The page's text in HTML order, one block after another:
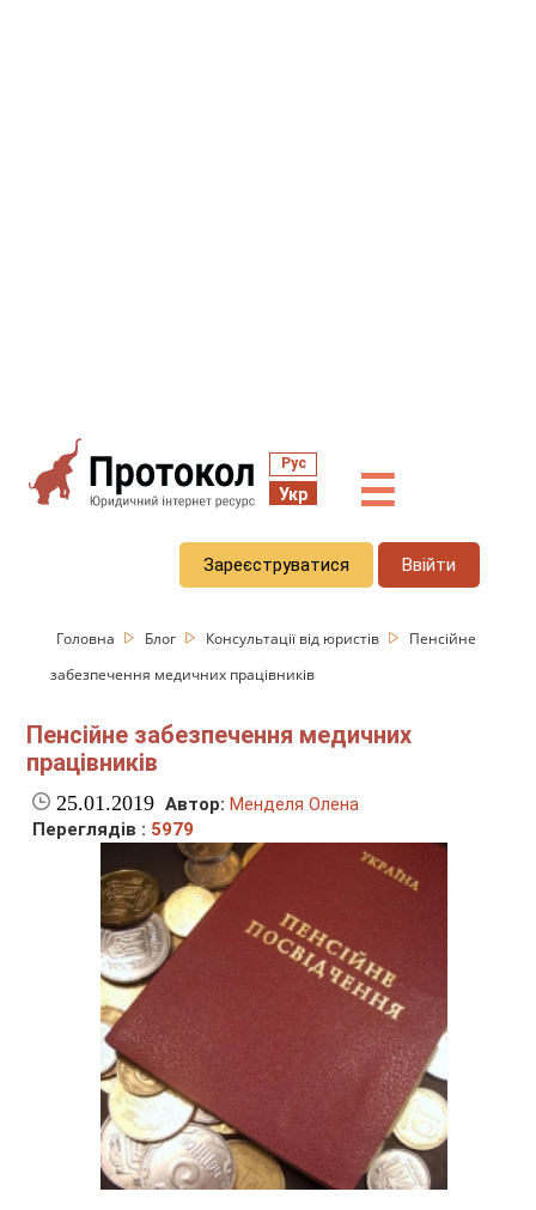
Рус
Укр ☰
Зареєструватися Ввійти
Головна Блог Консультації від юристів
Пенсійне
забезпечення медичних працівників
Пенсійне забезпечення медичних
працівників
25.01.2019 Автор: Менделя Олена
Переглядів : 5979